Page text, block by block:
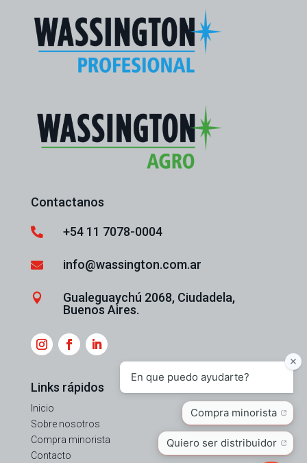
Contactanos
 +54 11 7078-0004
 info@wassington.com.ar

Gualeguaychú 2068, Ciudadela,
Buenos Aires.
Links rápidos
Inicio
Sobre nosotros
Compra minorista
Contacto